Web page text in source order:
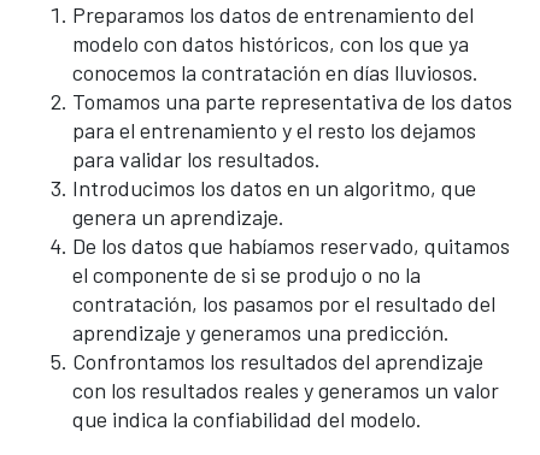
Preparamos los datos de entrenamiento del
modelo con datos históricos, con los que ya
conocemos la contratación en días lluviosos.
Tomamos una parte representativa de los datos
para el entrenamiento y el resto los dejamos
para validar los resultados.
Introducimos los datos en un algoritmo, que
genera un aprendizaje.
De los datos que habíamos reservado, quitamos
el componente de si se produjo o no la
contratación, los pasamos por el resultado del
aprendizaje y generamos una predicción.
Confrontamos los resultados del aprendizaje
con los resultados reales y generamos un valor
que indica la confiabilidad del modelo.